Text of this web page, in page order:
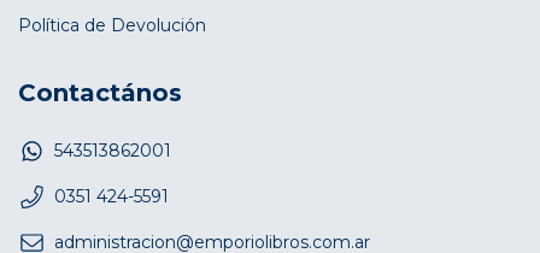
Política de Devolución
Contactános
543513862001
0351 424-5591
administracion@emporiolibros.com.ar